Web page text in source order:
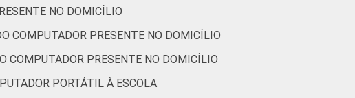
51 49
coletados entre setembro e dezembro de 2013.
NO DOMICÍLIO
COMPUTADOR PRESENTE NO DOMICÍLIO
COMPUTADOR PRESENTE NO DOMICÍLIO
PORTÁTIL À ESCOLA